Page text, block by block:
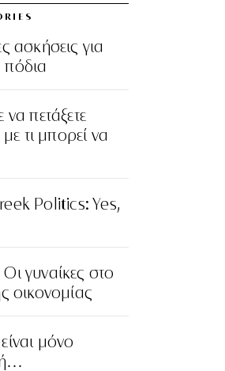
ασκήσεις για
να πετάξετε
με τι μπορεί να
Politics: Yes,
γυναίκες στο
οικονομίας
μόνο